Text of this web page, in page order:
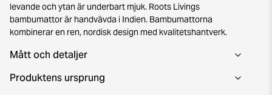
levande och ytan är underbart mjuk. Roots Livings
bambumattor är handvävda i Indien. Bambumattorna
kombinerar en ren, nordisk design med kvalitetshantverk.
Mått och detaljer
Produktens ursprung